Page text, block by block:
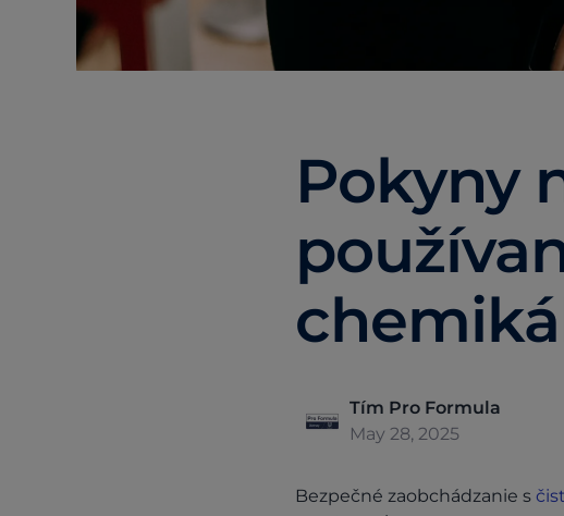
Pokyny
Tím Pro Formula
May 28, 2025
Bezpečné zaobchádzanie s